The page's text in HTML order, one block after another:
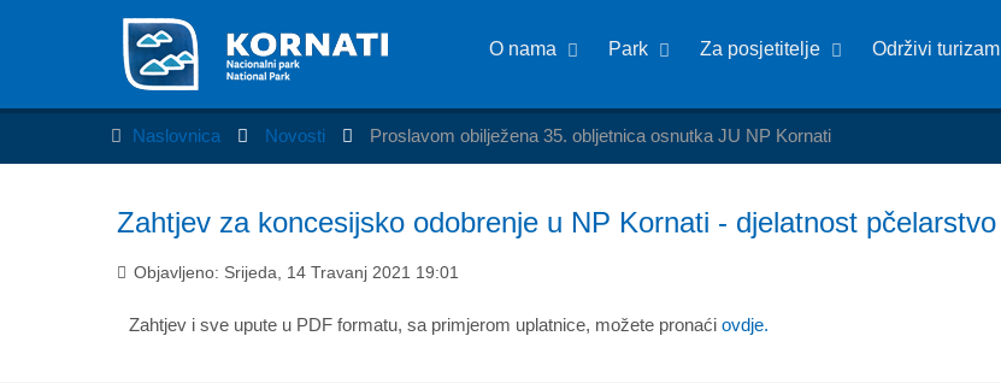
O nama Park Za posjetitelje Održivi turizam
Naslovnica Novosti Proslavom obilježena 35. obljetnica osnutka JU NP Kornati
Zahtjev za koncesijsko odobrenje u NP Kornati - djelatnost pčelarstvo
Objavljeno: Srijeda, 14 Travanj 2021 19:01
Zahtjev i sve upute u PDF formatu, sa primjerom uplatnice, možete pronaći ovdje.